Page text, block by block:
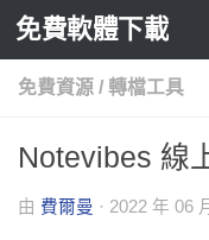
Skip to content
免費軟體下載
免費資源 / 轉檔工具
Notevibes 線
由 費爾曼 · 2022 年 06